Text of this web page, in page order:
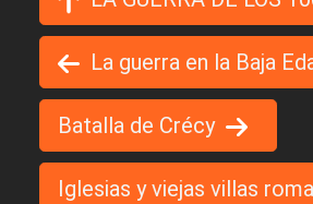
La guerra en la Baja
Batalla de Crécy
Iglesias y viejas villas